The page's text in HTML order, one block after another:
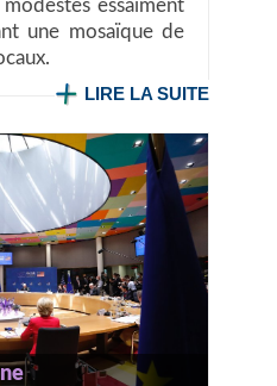
essaiment
une mosaïque de
LIRE LA SUITE